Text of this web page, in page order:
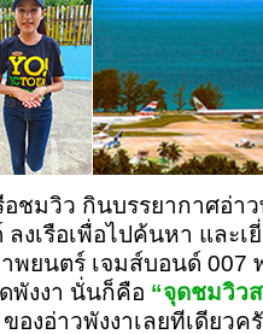
อชมวิว กินบรรยากาศอ่า
ลงเรือเพื่อไปค้นหา และ
พยนตร์ เจมส์บอนด์ 007
พังงา นั่นก็คือ “จุดชมวิว
ของอ่าวพังงาเลยทีเดียว